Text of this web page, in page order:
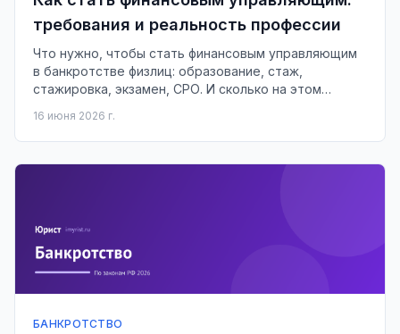
требования и реальность профессии
Что нужно, чтобы стать финансовым управляющим
в банкротстве физлиц: образование, стаж,
стажировка, экзамен, СРО. И сколько на этом
16 июня 2026 г.
БАНКРОТСТВО